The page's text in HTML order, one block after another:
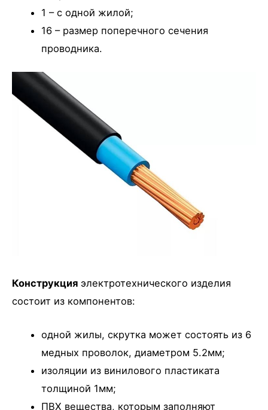
1 – с одной жилой;
16 – размер поперечного сечения
проводника.
Конструкция электротехнического изделия
состоит из компонентов:
одной жилы, скрутка может состоять из 6
медных проволок, диаметром 5.2мм;
изоляции из винилового пластиката
толщиной 1мм;
ПВХ вещества, которым заполняют